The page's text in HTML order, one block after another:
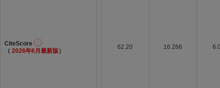
CiteScore
（ 2026年6月最新版 ）
62.20 16.266